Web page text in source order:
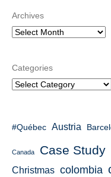
Archives
Categories
#Québec Austria
Canada Case Study
Christmas colombia